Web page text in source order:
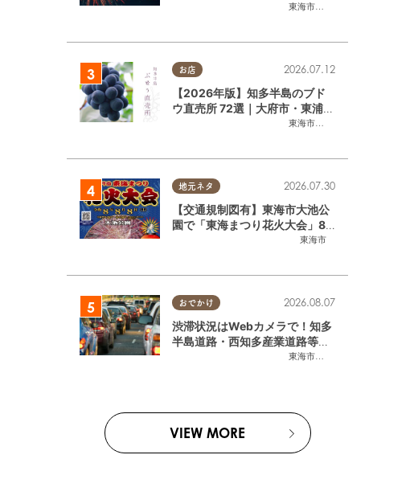
東海市
,大府市
お店
東海市
,大府市
2026.07.12
【2026年版】知多半島のブド
ウ直売所 72選｜大府市・東浦町
ほかエリア別に一挙紹介
地元ネタ
東海市
2026.07.30
【交通規制図有】東海市大池公
園で「東海まつり花火大会」8/
8(土)に開催｜購入方法や駐車場
おでかけ
東海市
,大府市
2026.08.07
渋滞状況はWebカメラで！知多
半島道路・西知多産業道路等の
VIEW MORE